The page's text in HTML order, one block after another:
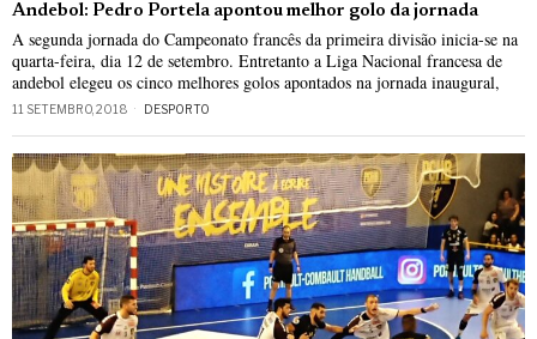
Andebol: Pedro Portela apontou melhor golo da jornada
A segunda jornada do Campeonato francês da primeira divisão inicia-se na
quarta-feira, dia 12 de setembro. Entretanto a Liga Nacional francesa de
andebol elegeu os cinco melhores golos apontados na jornada inaugural,
11 SETEMBRO, 2018 DESPORTO